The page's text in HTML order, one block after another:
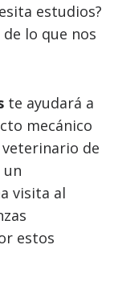
estudios?
lo que nos
te ayudará a
mecánico
de
visita al
estos